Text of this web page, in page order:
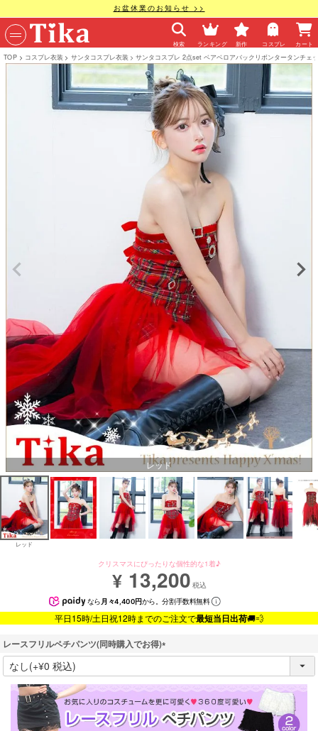
お盆休業のお知らせ >>
検索 ランキング 新作 コスプレ カート
TOP コスプレ衣装 サンタコスプレ衣装 サンタコスプレ 2点set ベアベロアバックリボンタータンチェ
レッド
レッド
クリスマスにぴったりな個性的な1着♪
¥ 13,200 税込
なら 月々4,400円から。分割手数料無料
平日15時/土日祝12時までのご注文で最短当日出荷🚚💨
レースフリルペチパンツ(同時購入でお得)
(
必
須
)